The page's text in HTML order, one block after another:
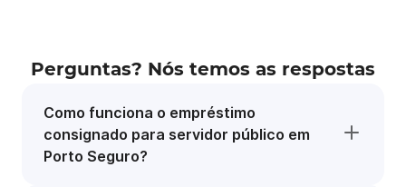
Perguntas? Nós temos as respostas
Como funciona o empréstimo
consignado para servidor público em
Porto Seguro?